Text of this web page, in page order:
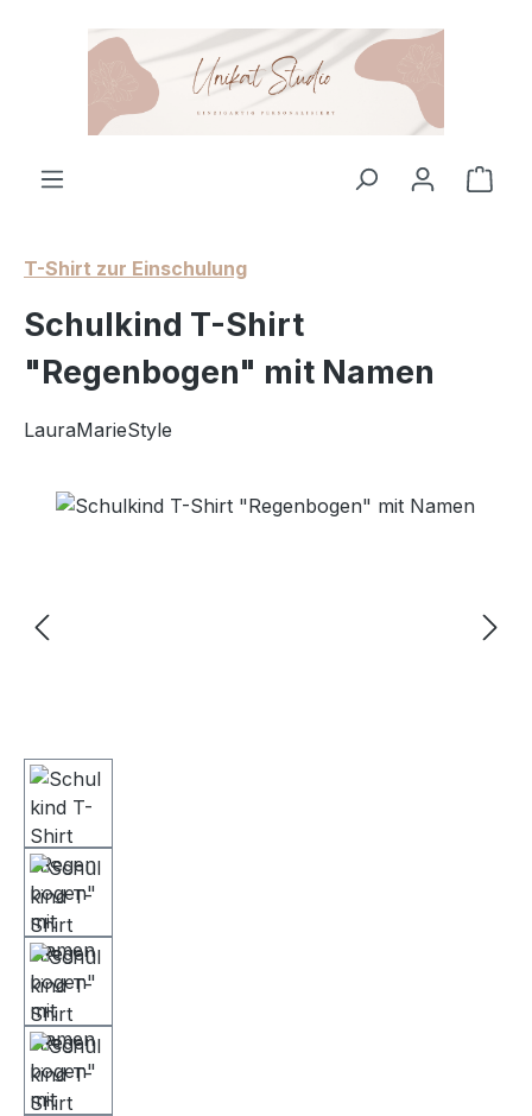
Zum Hauptinhalt springen
T-Shirt zur Einschulung
Schulkind T-Shirt
"Regenbogen" mit Namen
LauraMarieStyle
Bildergalerie überspringen